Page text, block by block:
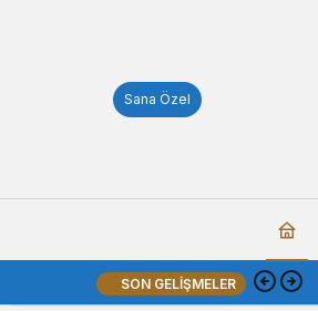
Sana Özel
SON GELIŞMELER